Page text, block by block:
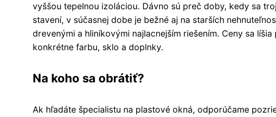
vyššou tepelnou izoláciou. Dávno sú preč doby, kedy sa
stavení, v súčasnej dobe je bežné aj na starších
drevenými a hliníkovými najlacnejším riešením. Ceny sa
konkrétne farbu, sklo a doplnky.
Na koho sa obrátiť?
Ak hľadáte špecialistu na plastové okná, odporúčame